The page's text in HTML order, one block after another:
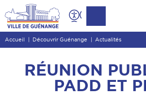
Contenu
Entête de page
Menu principal
Pied de page
Accueil Découvrir Guénange Actualités
RÉUNION
PADD ET